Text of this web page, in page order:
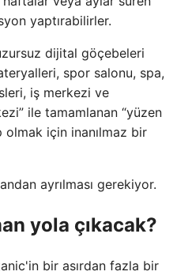
yaptırabilirler.
dijital göçebeleri
spor salonu, spa,
iş merkezi ve
ile tamamlanan “yüzen
için inanılmaz bir
ayrılması gerekiyor.
yola çıkacak?
bir asırdan fazla bir